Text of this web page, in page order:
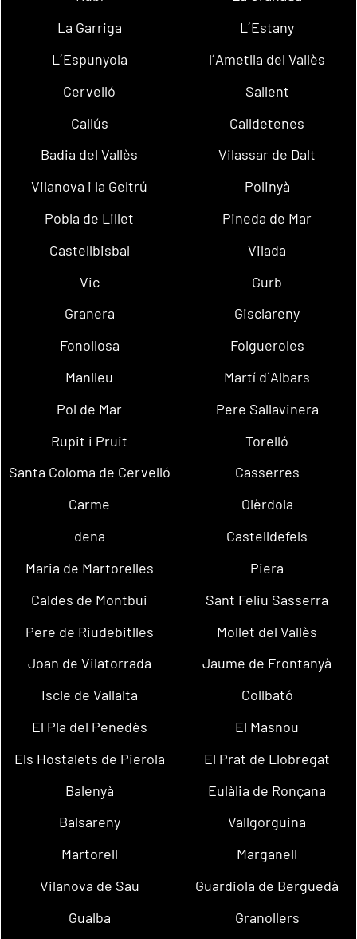
La Garriga
L´Estany
L´Espunyola
l´Ametlla del Vallès
Cervelló
Sallent
Callús
Calldetenes
Badia del Vallès
Vilassar de Dalt
Vilanova i la Geltrú
Polinyà
Pobla de Lillet
Pineda de Mar
Castellbisbal
Vilada
Vic
Gurb
Granera
Gisclareny
Fonollosa
Folgueroles
Manlleu
Martí d´Albars
Pol de Mar
Pere Sallavinera
Rupit i Pruit
Torelló
Santa Coloma de Cervelló
Casserres
Carme
Olèrdola
dena
Castelldefels
Maria de Martorelles
Piera
Caldes de Montbui
Sant Feliu Sasserra
Pere de Riudebitlles
Mollet del Vallès
Joan de Vilatorrada
Jaume de Frontanyà
Iscle de Vallalta
Collbató
El Pla del Penedès
El Masnou
Els Hostalets de Pierola
El Prat de Llobregat
Balenyà
Eulàlia de Ronçana
Balsareny
Vallgorguina
Martorell
Marganell
Vilanova de Sau
Guardiola de Berguedà
Gualba
Granollers